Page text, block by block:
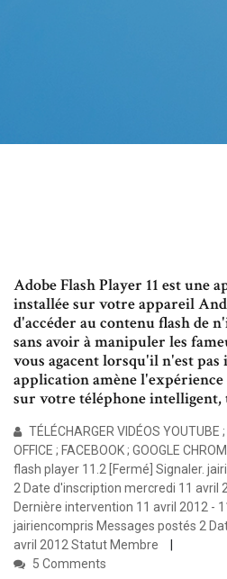
Adobe Flash Player 11 est une
installée sur votre appareil
d'accéder au contenu flash de
sans avoir à manipuler les
vous agacent lorsqu'il n'est
application amène
sur votre téléphone intelligent,
TÉLÉCHARGER VIDÉOS
OFFICE ; FACEBOOK ; GOOGLE
flash player 11.2 [Fermé] Signaler.
2 Date d'inscription mercredi 11 avril
Dernière intervention 11 avril 2012 -
jairiencompris Messages postés 2
avril 2012 Statut Membre
5 Comments